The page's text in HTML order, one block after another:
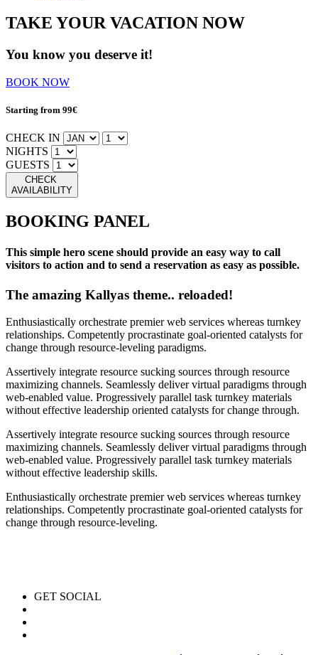
TAKE YOUR VACATION NOW
You know you deserve it!
BOOK NOW
Starting from 99€
CHECK IN
NIGHTS
GUESTS
CHECK
AVAILABILITY
BOOKING PANEL
This simple hero scene should provide an easy way to call
visitors to action and to send a reservation as easy as possible.
The amazing Kallyas theme.. reloaded!
Enthusiastically orchestrate premier web services whereas turnkey
relationships. Competently procrastinate goal-oriented catalysts for
change through resource-leveling paradigms.
Assertively integrate resource sucking sources through resource
maximizing channels. Seamlessly deliver virtual paradigms through
web-enabled value. Progressively parallel task turnkey materials
without effective leadership oriented catalysts for change through.
Assertively integrate resource sucking sources through resource
maximizing channels. Seamlessly deliver virtual paradigms through
web-enabled value. Progressively parallel task turnkey materials
without effective leadership skills.
Enthusiastically orchestrate premier web services whereas turnkey
relationships. Competently procrastinate goal-oriented catalysts for
change through resource-leveling.
GET SOCIAL